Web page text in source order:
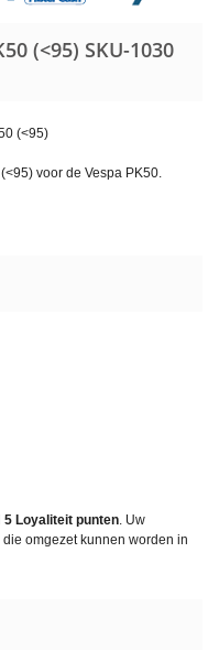
(<95) SKU-1030
(<95)
voor de Vespa PK50.
5 Loyaliteit punten. Uw
die omgezet kunnen worden in